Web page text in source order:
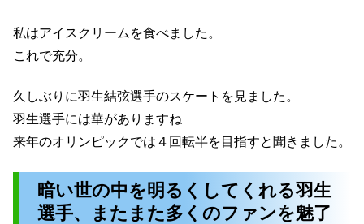
私はアイスクリームを食べました。
これで充分。
久しぶりに羽生結弦選手のスケートを見ました。
羽生選手には華がありますね
来年のオリンピックでは４回転半を目指すと聞きました。
暗い世の中を明るくしてくれる羽生
選手、またまた多くのファンを魅了